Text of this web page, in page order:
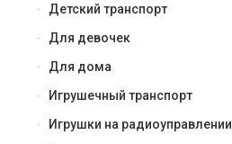
Детский транспорт
Для девочек
Для дома
Игрушечный транспорт
Игрушки на радиоуправлении